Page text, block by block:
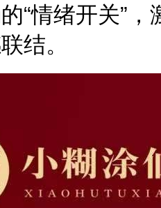
“情绪开关”
结。